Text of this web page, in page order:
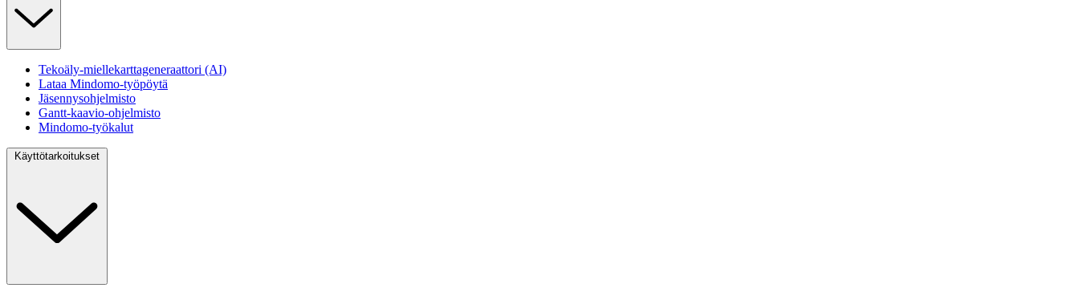
Tekoäly-miellekarttageneraattori (AI)
Lataa Mindomo-työpöytä
Jäsennysohjelmisto
Gantt-kaavio-ohjelmisto
Mindomo-työkalut
Käyttötarkoitukset